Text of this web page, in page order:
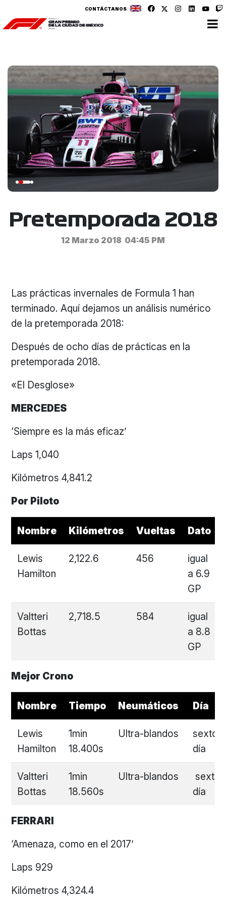
CONTÁCTANOS
Pretemporada 2018
12 Marzo 2018 04:45 PM
Las prácticas invernales de Formula 1 han
terminado. Aquí dejamos un análisis numérico
de la pretemporada 2018:
Después de ocho días de prácticas en la
pretemporada 2018.
«El Desglose»
MERCEDES
‘Siempre es la más eficaz’
Laps 1,040
Kilómetros 4,841.2
Por Piloto
Nombre Kilómetros Vueltas Dato
Lewis
Hamilton
2,122.6 456
igual
a 6.9
GP
Valtteri
Bottas
2,718.5 584
igual
a 8.8
GP
Mejor Crono
Nombre Tiempo Neumáticos Día
Lewis
Hamilton
1min
18.400s
Ultra-blandos
sexto
día
Valtteri
Bottas
1min
18.560s
Ultra-blandos
sexto
día
FERRARI
‘Amenaza, como en el 2017’
Laps 929
Kilómetros 4,324.4